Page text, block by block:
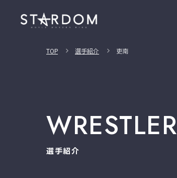
TOP 選手紹介 吏南
WRESTLER
選手紹介